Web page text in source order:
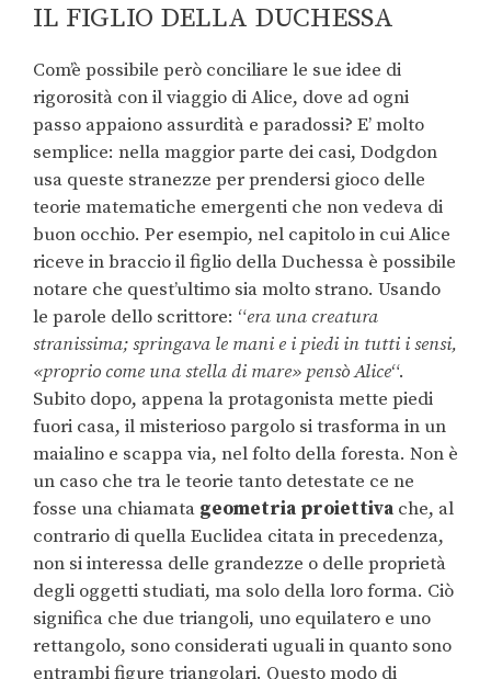
IL FIGLIO DELLA DUCHESSA
Com’è possibile però conciliare le sue idee di
rigorosità con il viaggio di Alice, dove ad ogni
passo appaiono assurdità e paradossi? E’ molto
semplice: nella maggior parte dei casi, Dodgdon
usa queste stranezze per prendersi gioco delle
teorie matematiche emergenti che non vedeva di
buon occhio. Per esempio, nel capitolo in cui Alice
riceve in braccio il figlio della Duchessa è possibile
notare che quest’ultimo sia molto strano. Usando
le parole dello scrittore: “era una creatura
stranissima; springava le mani e i piedi in tutti i sensi,
«proprio come una stella di mare» pensò Alice“.
Subito dopo, appena la protagonista mette piedi
fuori casa, il misterioso pargolo si trasforma in un
maialino e scappa via, nel folto della foresta. Non è
un caso che tra le teorie tanto detestate ce ne
fosse una chiamata geometria proiettiva che, al
contrario di quella Euclidea citata in precedenza,
non si interessa delle grandezze o delle proprietà
degli oggetti studiati, ma solo della loro forma. Ciò
significa che due triangoli, uno equilatero e uno
rettangolo, sono considerati uguali in quanto sono
entrambi figure triangolari. Questo modo di